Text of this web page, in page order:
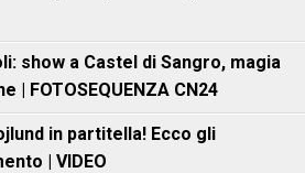
show a Castel di Sangro, magia
| FOTOSEQUENZA CN24
in partitella! Ecco gli
| VIDEO